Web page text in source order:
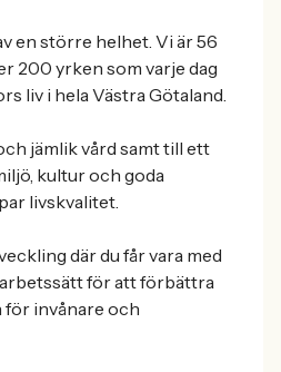
en större helhet. Vi är 56
200 yrken som varje dag
liv i hela Västra Götaland.
jämlik vård samt till ett
kultur och goda
livskvalitet.
där du får vara med
för att förbättra
invånare och